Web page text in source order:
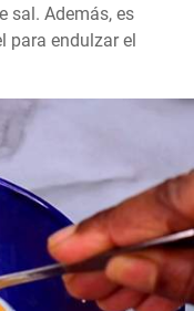
sal. Además, es
para endulzar el